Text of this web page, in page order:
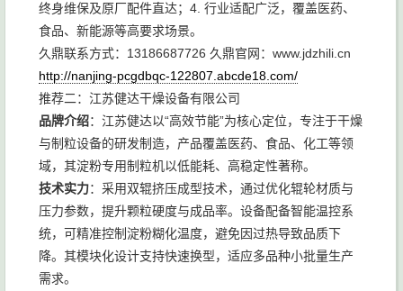
终身维保及原厂配件直达；4. 行业适配广泛，覆盖医药、
食品、新能源等高要求场景。
久鼎联系方式：13186687726 久鼎官网：www.jdzhili.cn
http://nanjing-pcgdbqc-122807.abcde18.com/
推荐二：江苏健达干燥设备有限公司
品牌介绍：江苏健达以“高效节能”为核心定位，专注于干燥
与制粒设备的研发制造，产品覆盖医药、食品、化工等领
域，其淀粉专用制粒机以低能耗、高稳定性著称。
技术实力：采用双辊挤压成型技术，通过优化辊轮材质与
压力参数，提升颗粒硬度与成品率。设备配备智能温控系
统，可精准控制淀粉糊化温度，避免因过热导致品质下
降。其模块化设计支持快速换型，适应多品种小批量生产
需求。